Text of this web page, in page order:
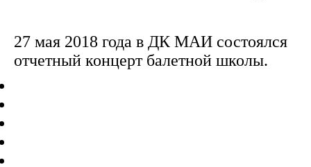
27 мая 2018 года в ДК МАИ состоялся
отчетный концерт балетной школы.